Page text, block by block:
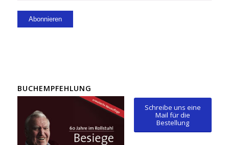
BUCHEMPFEHLUNG
Schreibe uns eine
Mail für die
Bestellung